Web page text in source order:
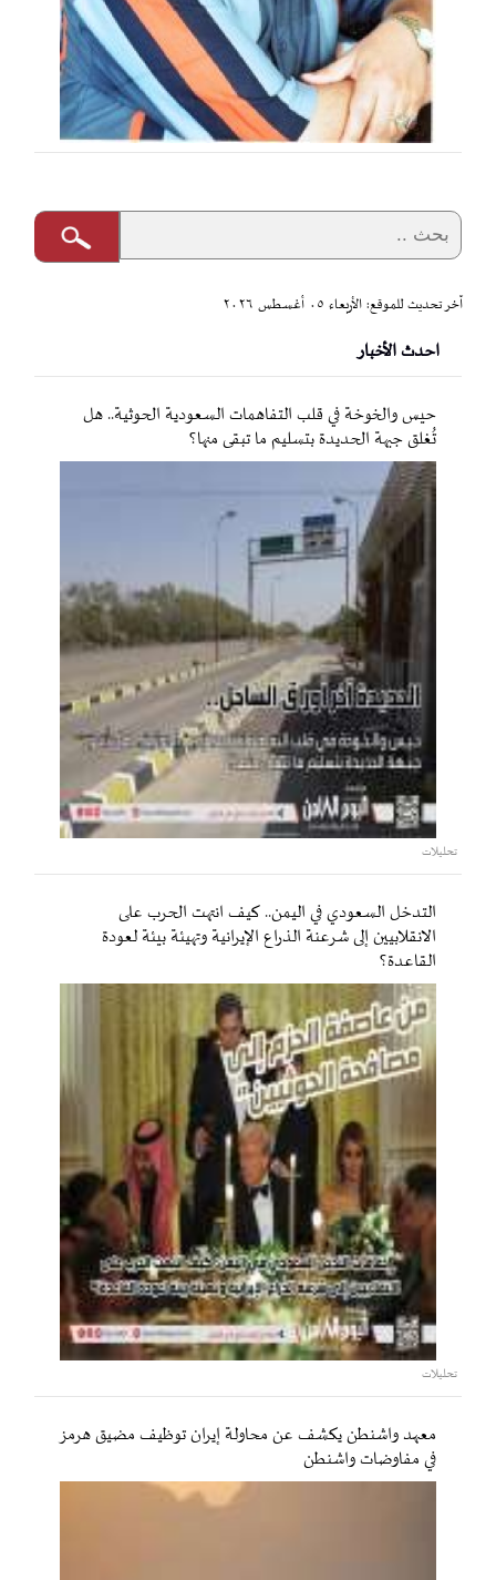
آخر تحديث للموقع: الأربعاء ٠٥ أغسطس ٢٠٢٦
احدث الأخبار
حيس والخوخة في قلب التفاهمات السعودية الحوثية.. هل
تُغلق جبهة الحديدة بتسليم ما تبقى منها؟
تحليلات
التدخل السعودي في اليمن.. كيف انتهت الحرب على
الانقلابيين إلى شرعنة الذراع الإيرانية وتهيئة بيئة لعودة
القاعدة؟
تحليلات
معهد واشنطن يكشف عن محاولة إيران توظيف مضيق هرمز
في مفاوضات واشنطن